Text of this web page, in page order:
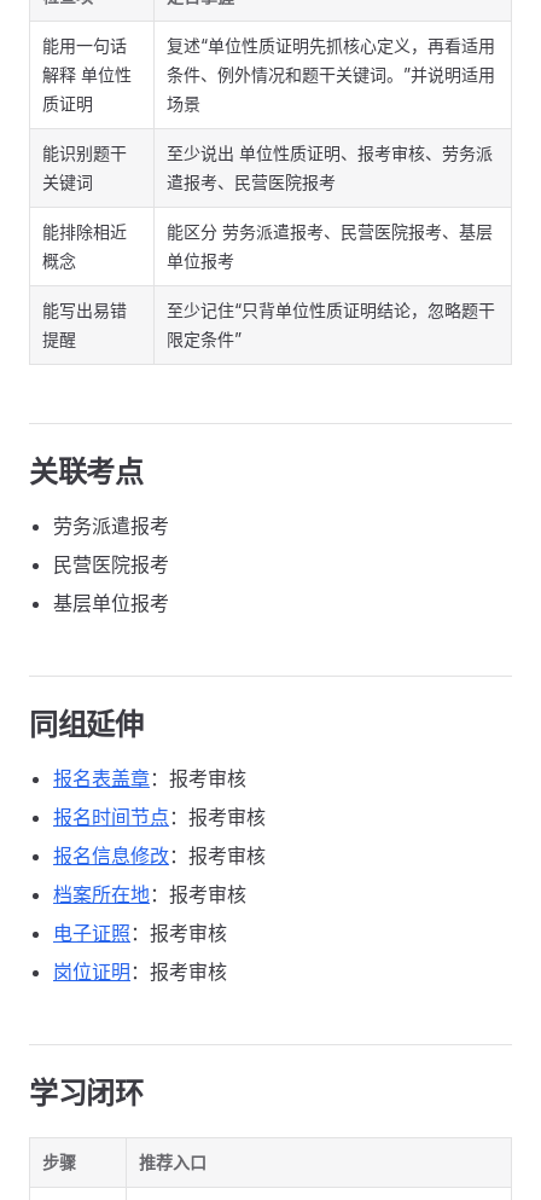
能用一句话
解释 单位性
质证明
复述“单位性质证明先抓核心定义，再看适用
条件、例外情况和题干关键词。”并说明适用
场景
能识别题干
关键词
至少说出 单位性质证明、报考审核、劳务派
遣报考、民营医院报考
能排除相近
概念
能区分 劳务派遣报考、民营医院报考、基层
单位报考
能写出易错
提醒
至少记住“只背单位性质证明结论，忽略题干
限定条件”
关联考点
劳务派遣报考
民营医院报考
基层单位报考
同组延伸
报名表盖章：报考审核
报名时间节点 ：报考审核
报名信息修改：报考审核
档案所在地：报考审核
电子证照 ：报考审核
岗位证明 ：报考审核
学习闭环
步骤 推荐入口